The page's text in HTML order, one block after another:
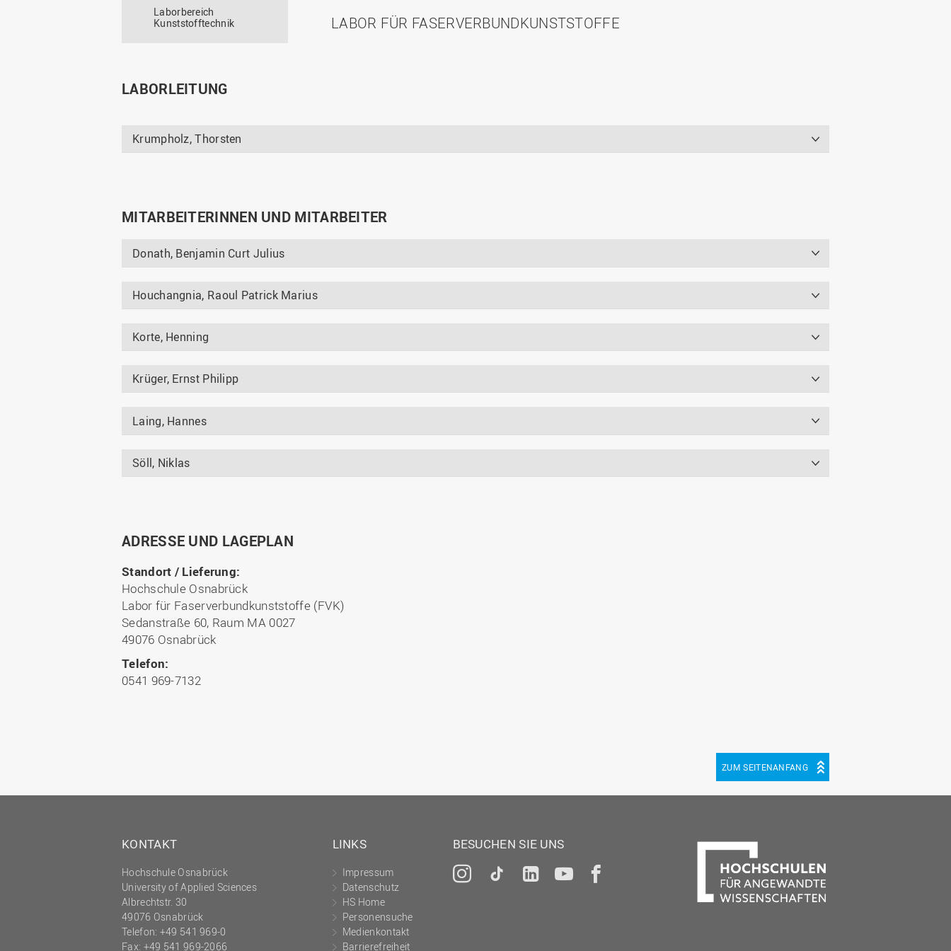
Laborbereich
Kunststofftechnik
LABOR FÜR FASERVERBUNDKUNSTSTOFFE
LABORLEITUNG
Krumpholz, Thorsten
MITARBEITERINNEN UND MITARBEITER
Donath, Benjamin Curt Julius
Houchangnia, Raoul Patrick Marius
Korte, Henning
Krüger, Ernst Philipp
Laing, Hannes
Söll, Niklas
ADRESSE UND LAGEPLAN
Standort / Lieferung:
Hochschule Osnabrück
Labor für Faserverbundkunststoffe (FVK)
Sedanstraße 60, Raum MA 0027
49076 Osnabrück
Telefon:
0541 969-7132
ZUM SEITENANFANG
KONTAKT
Hochschule Osnabrück
University of Applied Sciences
Albrechtstr. 30
49076 Osnabrück
Telefon: +49 541 969-0
Fax: +49 541 969-2066
LINKS
Impressum
Datenschutz
HS Home
Personensuche
Medienkontakt
Barrierefreiheit
BESUCHEN SIE UNS
Instagram
TiktokLinkedInYouTube